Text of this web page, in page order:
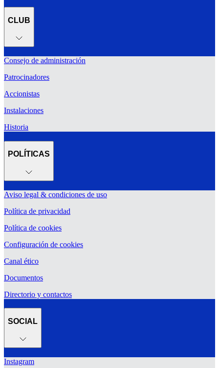
CLUB
Consejo de administración
Patrocinadores
Accionistas
Instalaciones
Historia
POLÍTICAS
Aviso legal & condiciones de uso
Política de privacidad
Política de cookies
Configuración de cookies
Canal ético
Documentos
Directorio y contactos
SOCIAL
Instagram